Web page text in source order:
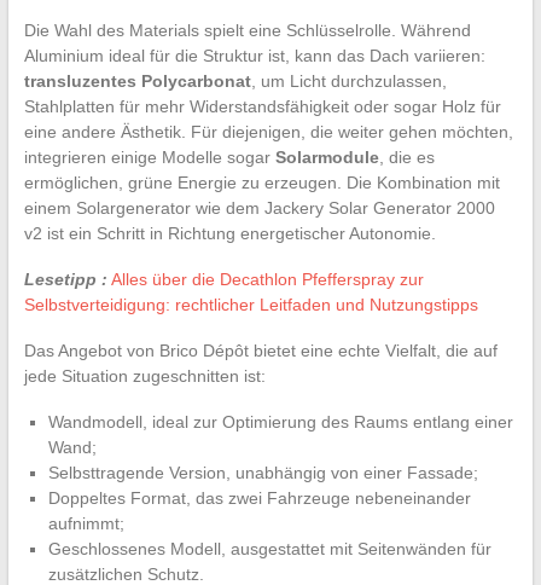
Die Wahl des Materials spielt eine Schlüsselrolle. Während
Aluminium ideal für die Struktur ist, kann das Dach variieren:
transluzentes Polycarbonat, um Licht durchzulassen,
Stahlplatten für mehr Widerstandsfähigkeit oder sogar Holz für
eine andere Ästhetik. Für diejenigen, die weiter gehen möchten,
integrieren einige Modelle sogar Solarmodule, die es
ermöglichen, grüne Energie zu erzeugen. Die Kombination mit
einem Solargenerator wie dem Jackery Solar Generator 2000
v2 ist ein Schritt in Richtung energetischer Autonomie.
Lesetipp : Alles über die Decathlon Pfefferspray zur
Selbstverteidigung: rechtlicher Leitfaden und Nutzungstipps
Das Angebot von Brico Dépôt bietet eine echte Vielfalt, die auf
jede Situation zugeschnitten ist:
Wandmodell, ideal zur Optimierung des Raums entlang einer
Wand;
Selbsttragende Version, unabhängig von einer Fassade;
Doppeltes Format, das zwei Fahrzeuge nebeneinander
aufnimmt;
Geschlossenes Modell, ausgestattet mit Seitenwänden für
zusätzlichen Schutz.